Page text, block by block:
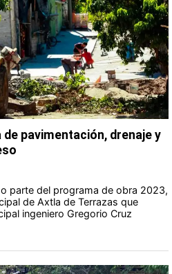
pavimentación, drenaje y
parte del programa de obra 2023,
de Axtla de Terrazas que
ingeniero Gregorio Cruz